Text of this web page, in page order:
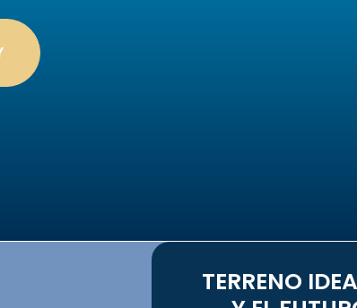
TERRENO